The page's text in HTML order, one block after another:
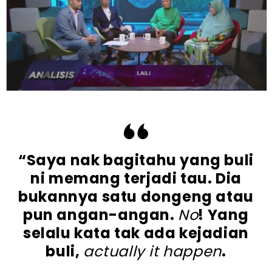
“Saya nak bagitahu yang buli
ni memang terjadi tau. Dia
bukannya satu dongeng atau
pun angan-angan. No! Yang
selalu kata tak ada kejadian
buli, actually it happen.